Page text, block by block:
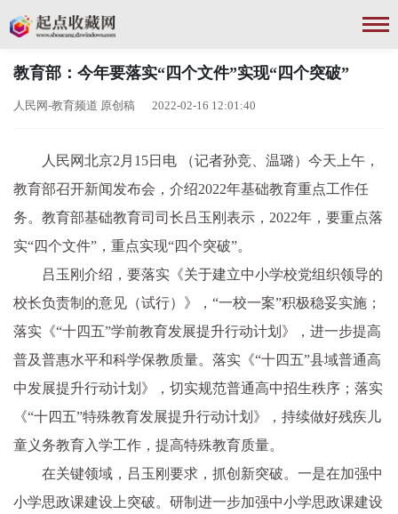
教育部：今年要落实“四个文件”实现“四个突破”
人民网-教育频道 原创稿 2022-02-16 12:01:40
人民网北京2月15日电 （记者孙竞、温璐）今天上午，
教育部召开新闻发布会，介绍2022年基础教育重点工作任
务。教育部基础教育司司长吕玉刚表示，2022年，要重点落
实“四个文件”，重点实现“四个突破”。
吕玉刚介绍，要落实《关于建立中小学校党组织领导的
校长负责制的意见（试行）》，“一校一案”积极稳妥实施；
落实《“十四五”学前教育发展提升行动计划》，进一步提高
普及普惠水平和科学保教质量。落实《“十四五”县域普通高
中发展提升行动计划》，切实规范普通高中招生秩序；落实
《“十四五”特殊教育发展提升行动计划》，持续做好残疾儿
童义务教育入学工作，提高特殊教育质量。
在关键领域，吕玉刚要求，抓创新突破。一是在加强中
小学思政课建设上突破。研制进一步加强中小学思政课建设